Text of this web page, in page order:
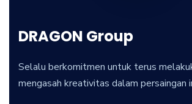
DRAGON Group
Selalu berkomitmen untuk terus
mengasah kreativitas dalam persaingan